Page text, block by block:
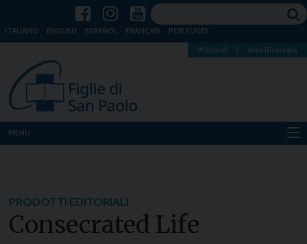
ITALIANO ENGLISH ESPAÑOL FRANÇAIS PORTUGÊS
Webmail Area Riservata
MENU
Notizie
PRODOTTI EDITORIALI
Consecrated Life